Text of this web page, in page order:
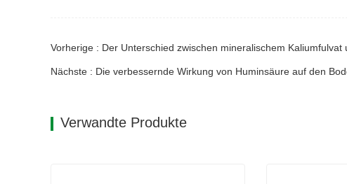
Vorherige : Der Unterschied zwischen mineralischem
Nächste : Die verbessernde Wirkung von Huminsäure auf den
Verwandte Produkte